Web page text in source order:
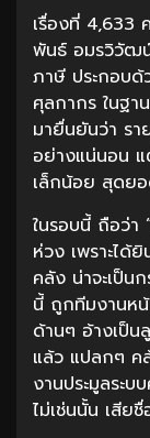
เรื่องที่ 4,633
พันธ์ อมรวิวัฒ
ภาษี ประกอบด้
ศุลกากร ในฐา
มายื่นยันว่า รา
อย่างแน่นอน แ
เล็กน้อย สุดย
ในรอบนี้ ถือว่า
ห่วง เพราะได้
คลัง น่าจะเป็
นี้ ถูกทีมงานหน้
ด้านๆ อ้างเป็
แล้ว แปลกๆ ค
งานประมูลระ
ไม่เช่นนั้น เสีย